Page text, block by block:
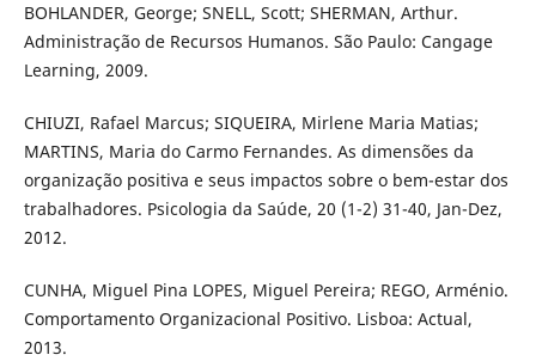
BOHLANDER, George; SNELL, Scott; SHERMAN, Arthur.
Administração de Recursos Humanos. São Paulo: Cangage
Learning, 2009.
CHIUZI, Rafael Marcus; SIQUEIRA, Mirlene Maria Matias;
MARTINS, Maria do Carmo Fernandes. As dimensões da
organização positiva e seus impactos sobre o bem-estar dos
trabalhadores. Psicologia da Saúde, 20 (1-2) 31-40, Jan-Dez,
2012.
CUNHA, Miguel Pina LOPES, Miguel Pereira; REGO, Arménio.
Comportamento Organizacional Positivo. Lisboa: Actual,
2013.